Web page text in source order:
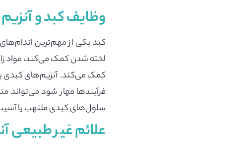
وظایف کبد و
کبد یکی از مهم‌ترین
لخته شدن کمک می‌کند، مواد
کمک می‌کند. آنزیم‌های کبدی
فرآیندها مهار شود
سلول‌های کبدی ملتهب یا
علائم غیر طبیعی